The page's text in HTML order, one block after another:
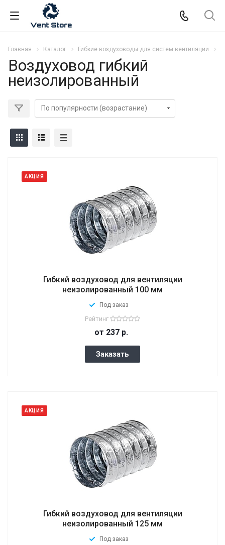
Главная Каталог Гибкие воздуховоды для систем вентиляции
Воздуховод гибкий
неизолированный
АКЦИЯ
Гибкий воздуховод для вентиляции
неизолированный 100 мм
Под заказ
Рейтинг
от 237 р.
Заказать
АКЦИЯ
Гибкий воздуховод для вентиляции
неизолированный 125 мм
Под заказ